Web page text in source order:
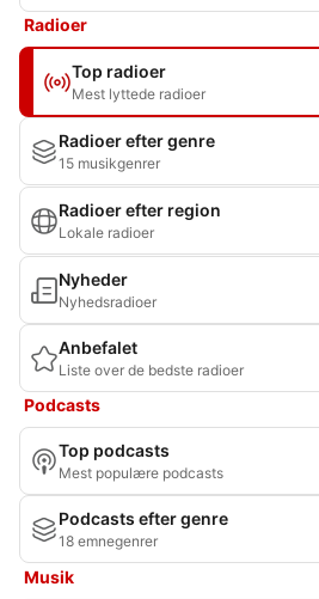
Radioer
Top radioer
Mest lyttede radioer
Radioer efter genre
15 musikgenrer
Radioer efter region
Lokale radioer
Nyheder
Nyhedsradioer
Anbefalet
Liste over de bedste radioer
Podcasts
Top podcasts
Mest populære podcasts
Podcasts efter genre
18 emnegenrer
Musik